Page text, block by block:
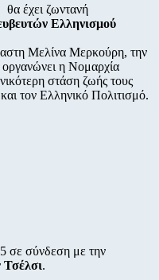
θα έχει ζωντανή
Ελληνισμού
Μελίνα Μερκούρη, την
η Νομαρχία
στάση ζωής τους
τον Ελληνικό Πολιτισμό.
σε σύνδεση με την
Τσέλσι.